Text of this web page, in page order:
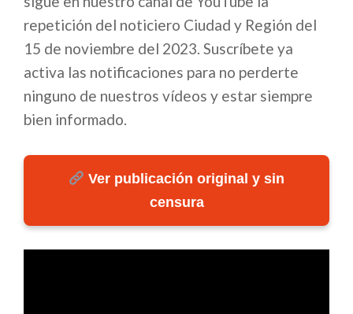
repetición del noticiero Ciudad y Región del
15 de noviembre del 2023. Suscríbete ya
activa las notificaciones para no perderte
ninguno de nuestros vídeos y estar siempre
bien informado.
Ver publicación original y sin
censura